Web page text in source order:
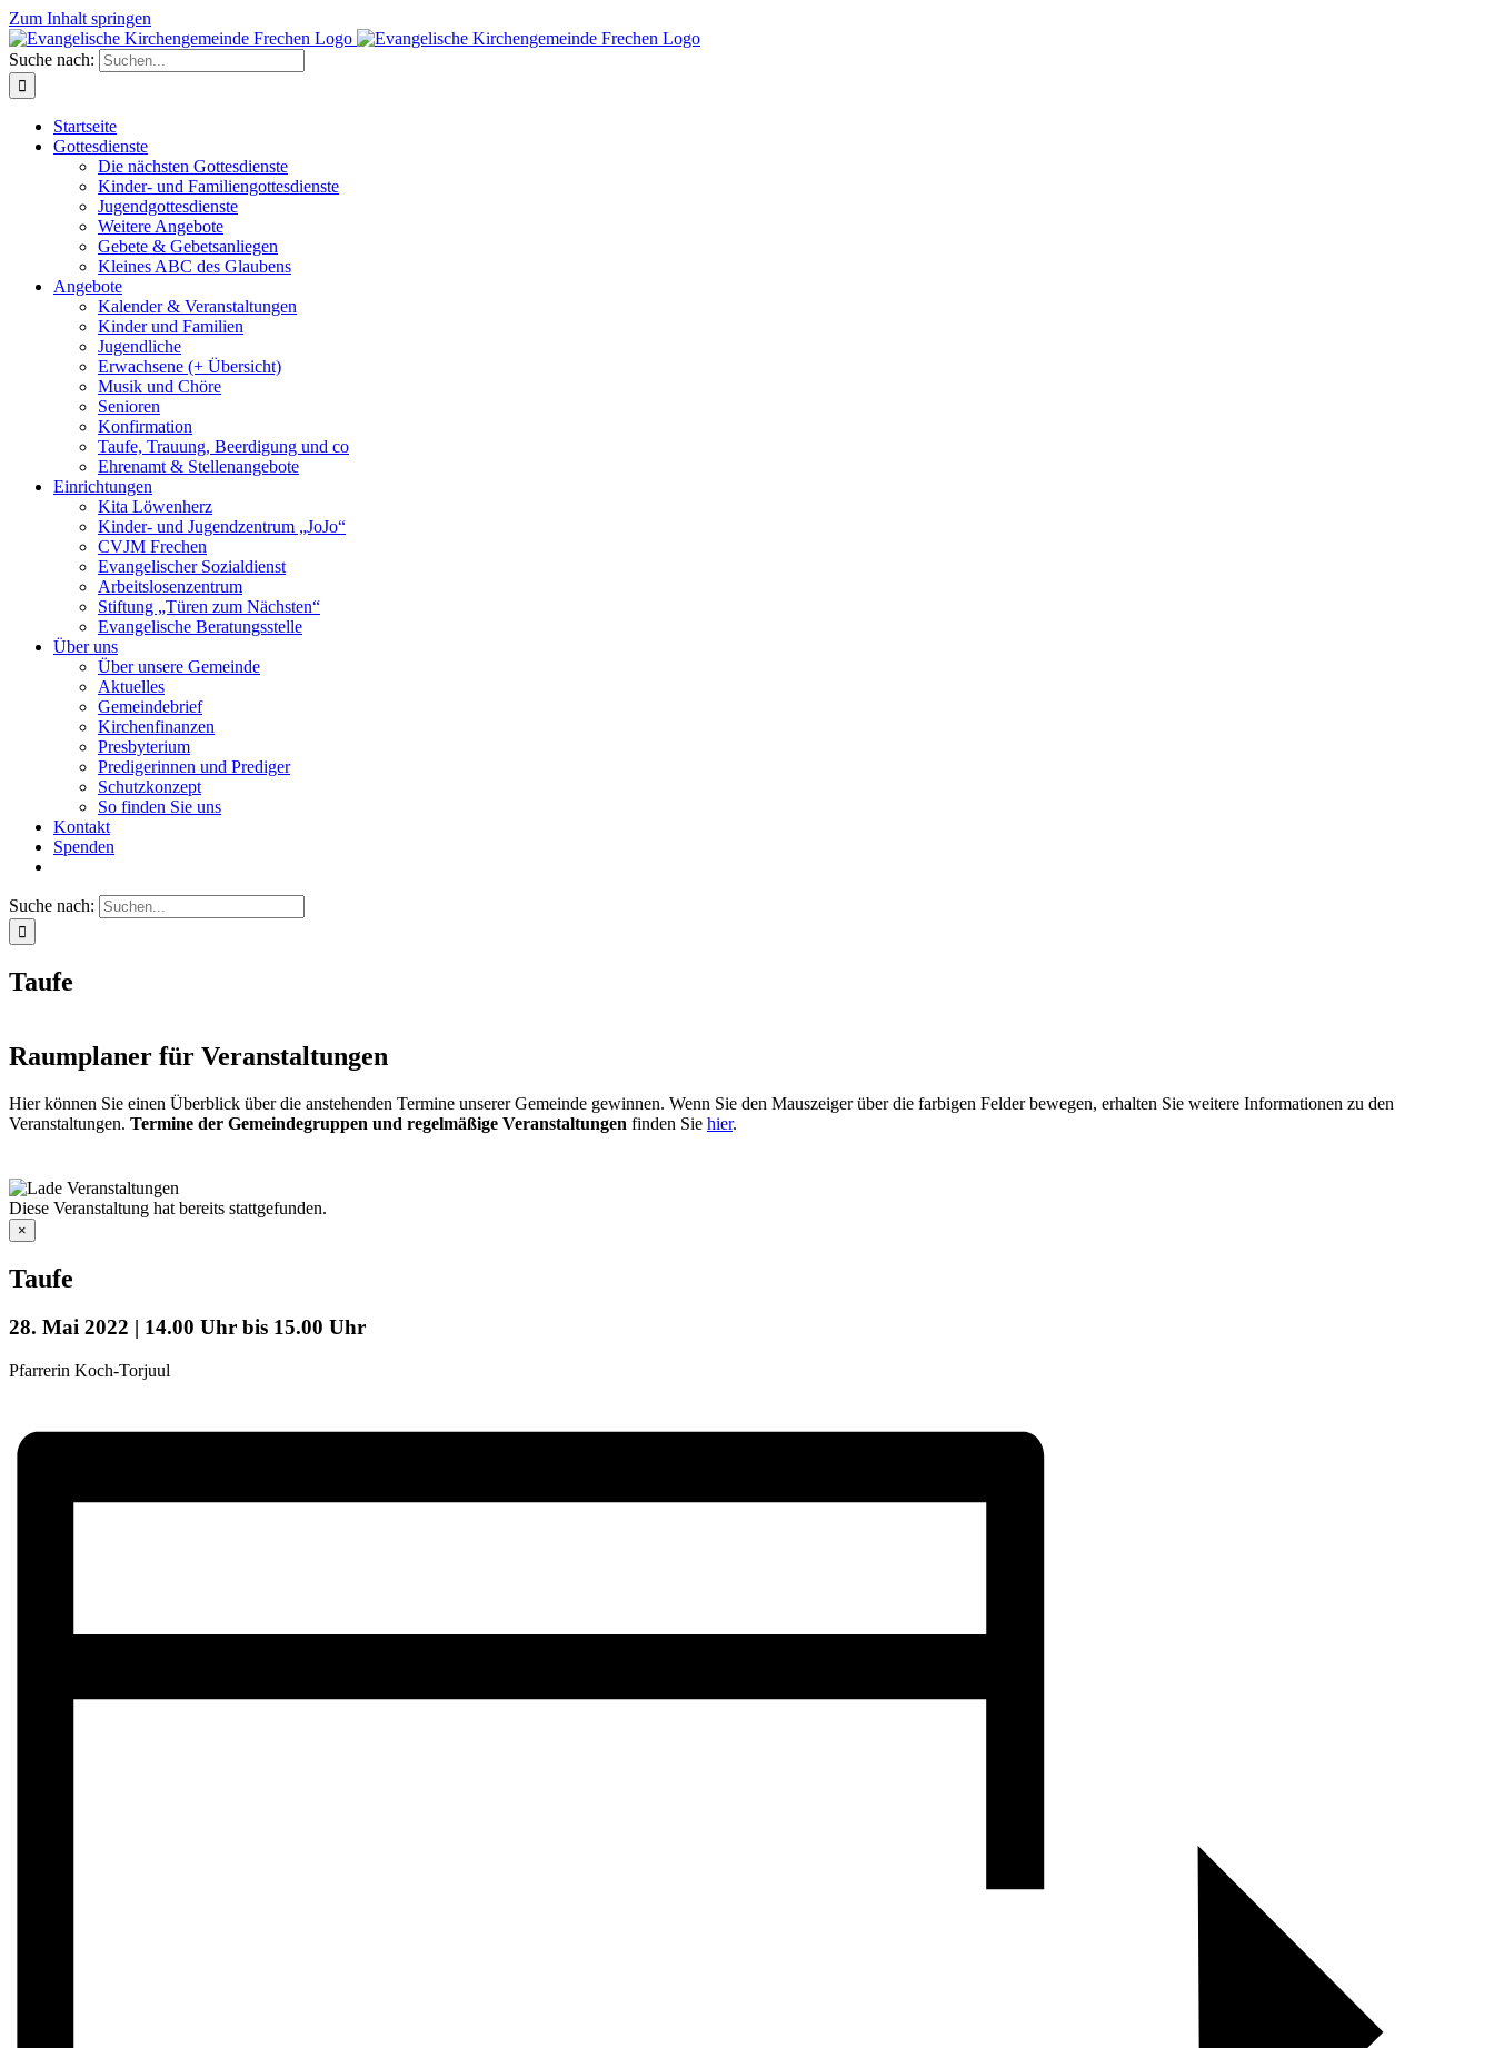
Zum Inhalt springen
Suche nach:
Startseite
Gottesdienste
Die nächsten Gottesdienste
Kinder- und Familiengottesdienste
Jugendgottesdienste
Weitere Angebote
Gebete & Gebetsanliegen
Kleines ABC des Glaubens
Angebote
Kalender & Veranstaltungen
Kinder und Familien
Jugendliche
Erwachsene (+ Übersicht)
Musik und Chöre
Senioren
Konfirmation
Taufe, Trauung, Beerdigung und co
Ehrenamt & Stellenangebote
Einrichtungen
Kita Löwenherz
Kinder- und Jugendzentrum „JoJo“
CVJM Frechen
Evangelischer Sozialdienst
Arbeitslosenzentrum
Stiftung „Türen zum Nächsten“
Evangelische Beratungsstelle
Über uns
Über unsere Gemeinde
Aktuelles
Gemeindebrief
Kirchenfinanzen
Presbyterium
Predigerinnen und Prediger
Schutzkonzept
So finden Sie uns
Kontakt
Spenden
Suche nach:
Taufe
Raumplaner für Veranstaltungen
Hier können Sie einen Überblick über die anstehenden Termine unserer Gemeinde gewinnen. Wenn Sie den Mauszeiger über die farbigen Felder bewegen, erhalten Sie weitere Informationen zu den
Veranstaltungen. Termine der Gemeindegruppen und regelmäßige Veranstaltungen finden Sie hier.
Diese Veranstaltung hat bereits stattgefunden.
×
Taufe
28. Mai 2022 | 14.00 Uhr bis 15.00 Uhr
Pfarrerin Koch-Torjuul